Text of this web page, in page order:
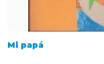
Mi papá